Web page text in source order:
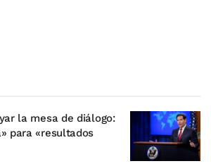
la mesa de diálogo:
para «resultados